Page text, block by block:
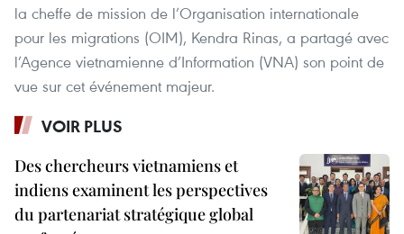
la cheffe de mission de l’Organisation internationale
pour les migrations (OIM), Kendra Rinas, a partagé avec
l’Agence vietnamienne d’Information (VNA) son point de
vue sur cet événement majeur.
VOIR PLUS
Des chercheurs vietnamiens et
indiens examinent les perspectives
du partenariat stratégique global